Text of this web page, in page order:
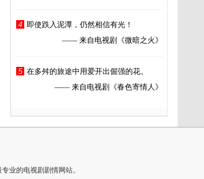
4
即使跌入泥潭，仍然相信有光！
—— 来自电视剧
《微暗之火》
5 在多舛的旅途中用爱开出倔强的花。
—— 来自电视剧
《春色寄情人》
业的电视剧剧情网站。